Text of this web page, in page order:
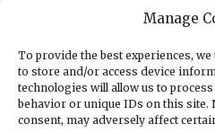
Manage
To provide the best experiences,
to store and/or access device
technologies will allow us to
behavior or unique IDs on this
consent, may adversely affect
Колумбия приобретает два
план на 240 млрд долларов
О нас